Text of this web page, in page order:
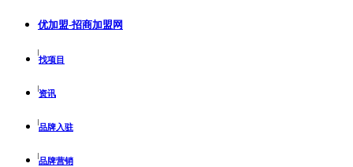
优加盟-招商加盟网
找项目
资讯
品牌入驻
品牌营销